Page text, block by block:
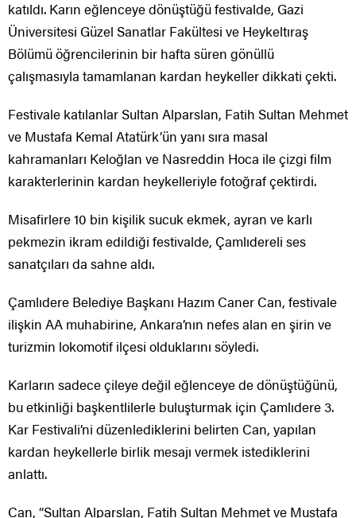
katıldı. Karın eğlenceye dönüştüğü festivalde, Gazi
Üniversitesi Güzel Sanatlar Fakültesi ve Heykeltıraş
Bölümü öğrencilerinin bir hafta süren gönüllü
çalışmasıyla tamamlanan kardan heykeller dikkati çekti.
Festivale katılanlar Sultan Alparslan, Fatih Sultan Mehmet
ve Mustafa Kemal Atatürk’ün yanı sıra masal
kahramanları Keloğlan ve Nasreddin Hoca ile çizgi film
karakterlerinin kardan heykelleriyle fotoğraf çektirdi.
Misafirlere 10 bin kişilik sucuk ekmek, ayran ve karlı
pekmezin ikram edildiği festivalde, Çamlıdereli ses
sanatçıları da sahne aldı.
Çamlıdere Belediye Başkanı Hazım Caner Can, festivale
ilişkin AA muhabirine, Ankara’nın nefes alan en şirin ve
turizmin lokomotif ilçesi olduklarını söyledi.
Karların sadece çileye değil eğlenceye de dönüştüğünü,
bu etkinliği başkentlilerle buluşturmak için Çamlıdere 3.
Kar Festivali’ni düzenlediklerini belirten Can, yapılan
kardan heykellerle birlik mesajı vermek istediklerini
anlattı.
Can, “Sultan Alparslan, Fatih Sultan Mehmet ve Mustafa